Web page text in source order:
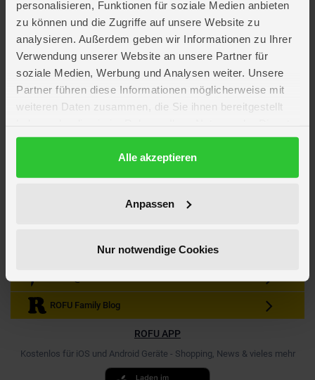
personalisieren, Funktionen für soziale Medien anbieten
zu können und die Zugriffe auf unsere Website zu
analysieren. Außerdem geben wir Informationen zu Ihrer
Verwendung unserer Website an unsere Partner für
soziale Medien, Werbung und Analysen weiter. Unsere
Partner führen diese Informationen möglicherweise mit
weiteren Daten zusammen, die Sie ihnen bereitgestellt
gesammelt haben.
DatenschutzerklärungAlle akzeptieren
Anpassen
Nur notwendige Cookies
Kein Angebot mehr verpassen
Zum Newsletter anmelden & Vorteile sichern
Anmelden
Gutscheine & Gewinnspiele
Neuheiten, Trends & Angebote
Werde unser Fan auf Facebook
ROFU Family Blog
ROFU APP
Kostenlos für iOS und Android Geräte - Shopping, News & vieles mehr